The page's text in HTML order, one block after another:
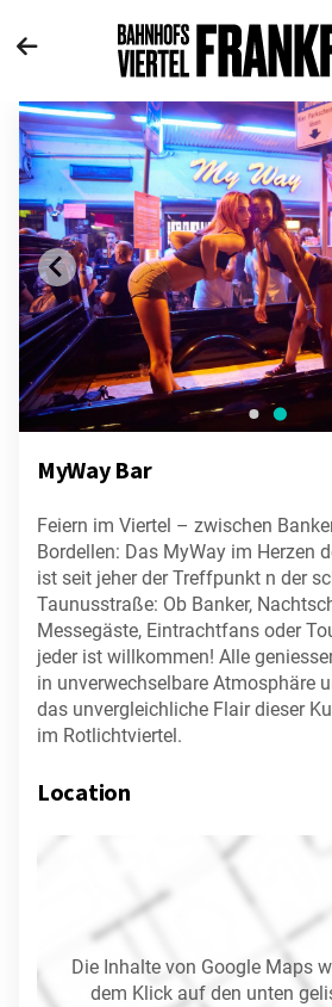
MyWay Bar
Feiern im Viertel – zwischen
Bordellen: Das MyWay im Herzen
ist seit jeher der Treffpunkt n der
Taunusstraße: Ob Banker,
Messegäste, Eintrachtfans oder
jeder ist willkommen! Alle
in unverwechselbare Atmosphäre
das unvergleichliche Flair dieser
im Rotlichtviertel.
Location
Die Inhalte von Google Maps
dem Klick auf den unten